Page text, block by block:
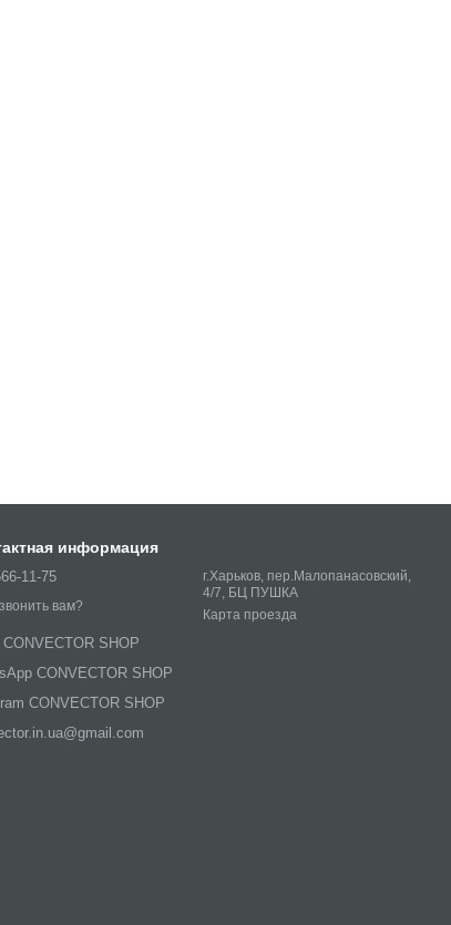
информация
11-75
вам?
SHOP
CONVECTOR SHOP
CONVECTOR SHOP
г.Харьков, пер.Малопанасовский,
4/7, БЦ ПУШКА
Карта проезда